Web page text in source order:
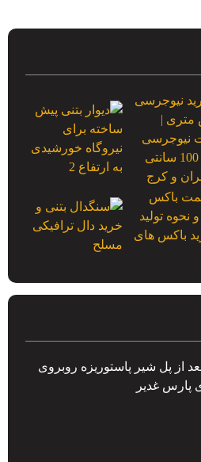
از پل شیر پاستوریزه روبروی